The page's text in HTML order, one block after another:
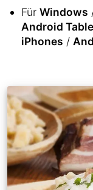
Für Windows
Android
iPhones /